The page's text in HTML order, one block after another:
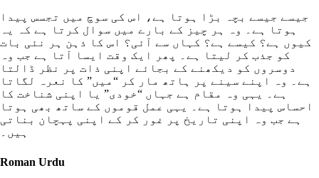
جیسے جیسے بچہ بڑا ہوتا ہے، اس کی سوچ میں تجسس پیدا
ہوتا ہے۔ وہ ہر چیز کے بارے میں سوال کرتا ہے کہ یہ
کیوں ہے؟ کیسے ہے؟ کہاں سے آئی؟ اس کا ذہن ہر نئی بات
کو جذب کر لیتا ہے۔ پھر ایک وقت ایسا آتا ہے جب وہ
دوسروں کو دیکھنے کے بجائے اپنی ذات پر نظر ڈالتا
ہے۔ وہ اپنے سینے پر ہاتھ مار کر “میں” کا نعرہ لگاتا
ہے۔ یہی وہ مقام ہے جہاں “خودی” یا اپنی شناخت کا
احساس پیدا ہوتا ہے۔ یہی عمل قوموں کے ساتھ بھی ہوتا
ہے جب وہ اپنی تاریخ پر غور کر کے اپنی پہچان بناتی
ہیں۔
Roman Urdu